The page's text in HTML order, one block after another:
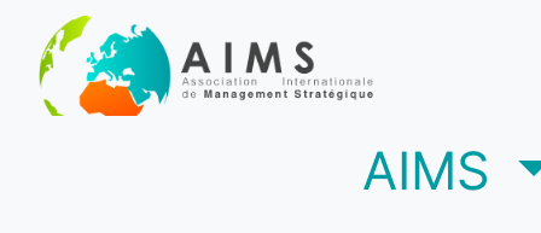
AIMS